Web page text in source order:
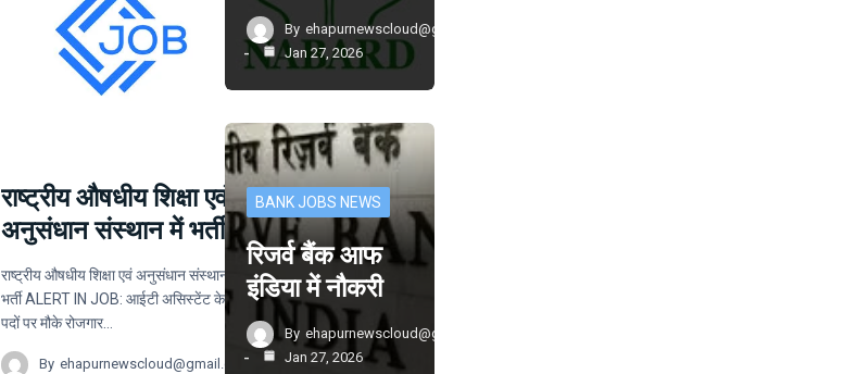
राष्ट्रीय औषधीय शिक्षा एवं
अनुसंधान संस्थान में भर्ती
राष्ट्रीय औषधीय शिक्षा एवं अनुसंधान संस्थान में
भर्ती ALERT IN JOB: आईटी असिस्टेंट के
पदों पर मौके रोजगार…
By ehapurnewscloud@gmail.com
By ehapurnewscloud@gmail.com
Jan 27, 2026
BANK JOBS NEWS
रिजर्व बैंक आफ
इंडिया में नौकरी
By ehapurnewscloud@gmail.com
Jan 27, 2026